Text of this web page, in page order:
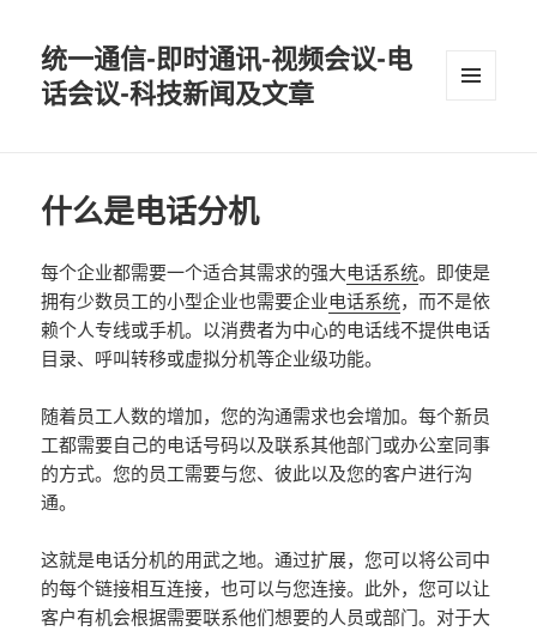
统一通信-即时通讯-视频会议-电
话会议-科技新闻及文章
什么是电话分机
每个企业都需要一个适合其需求的强大电话系统。即使是
拥有少数员工的小型企业也需要企业电话系统，而不是依
赖个人专线或手机。以消费者为中心的电话线不提供电话
目录、呼叫转移或虚拟分机等企业级功能。
随着员工人数的增加，您的沟通需求也会增加。每个新员
工都需要自己的电话号码以及联系其他部门或办公室同事
的方式。您的员工需要与您、彼此以及您的客户进行沟
通。
这就是电话分机的用武之地。通过扩展，您可以将公司中
的每个链接相互连接，也可以与您连接。此外，您可以让
客户有机会根据需要联系他们想要的人员或部门。对于大